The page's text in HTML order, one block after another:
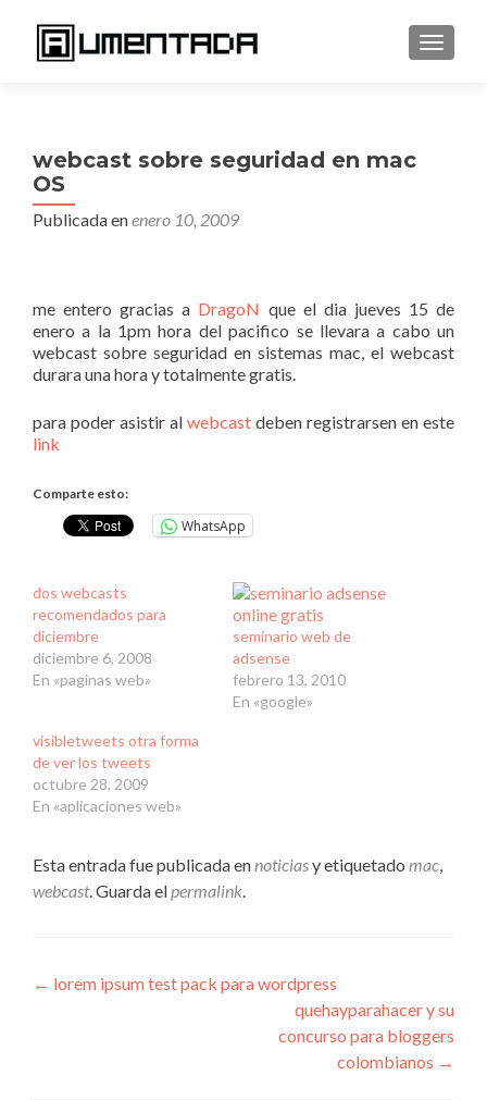
webcast sobre seguridad en mac
OS
Publicada enenero 10, 2009
me entero gracias a DragoN que el dia jueves 15 de
enero a la 1pm hora del pacifico se llevara a cabo un
webcast sobre seguridad en sistemas mac, el webcast
durara una hora y totalmente gratis.
para poder asistir al webcast deben registrarsen en este
link
Comparte esto:
WhatsApp
dos webcasts
recomendados para
diciembre
diciembre 6, 2008
En «paginas web»
seminario web de
adsense
febrero 13, 2010
En «google»
visibletweets otra forma
de ver los tweets
octubre 28, 2009
En «aplicaciones web»
Esta entrada fue publicada ennoticiasy etiquetado mac,
webcast. Guarda elpermalink.
Navegación
← lorem ipsum test pack para wordpress
quehayparahacer y su
concurso para bloggers
colombianos →